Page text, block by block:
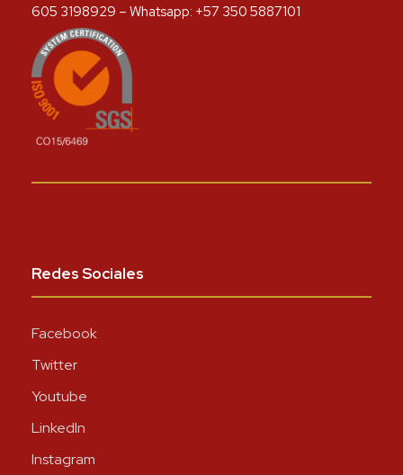
605 3198929 – Whatsapp: +57 350 5887101
Redes Sociales
Facebook
Twitter
Youtube
LinkedIn
Instagram